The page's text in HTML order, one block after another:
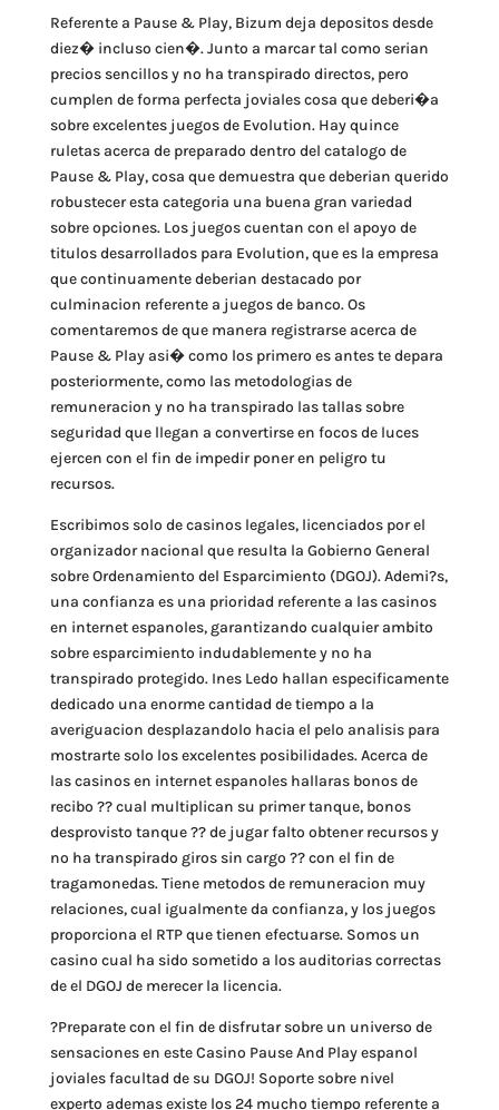
Referente a Pause & Play, Bizum deja depositos desde
diez� incluso cien�. Junto a marcar tal como serian
precios sencillos y no ha transpirado directos, pero
cumplen de forma perfecta joviales cosa que deberi�a
sobre excelentes juegos de Evolution. Hay quince
ruletas acerca de preparado dentro del catalogo de
Pause & Play, cosa que demuestra que deberian querido
robustecer esta categoria una buena gran variedad
sobre opciones. Los juegos cuentan con el apoyo de
titulos desarrollados para Evolution, que es la empresa
que continuamente deberian destacado por
culminacion referente a juegos de banco. Os
comentaremos de que manera registrarse acerca de
Pause & Play asi� como los primero es antes te depara
posteriormente, como las metodologias de
remuneracion y no ha transpirado las tallas sobre
seguridad que llegan a convertirse en focos de luces
ejercen con el fin de impedir poner en peligro tu
recursos.
Escribimos solo de casinos legales, licenciados por el
organizador nacional que resulta la Gobierno General
sobre Ordenamiento del Esparcimiento (DGOJ). Ademi?s,
una confianza es una prioridad referente a las casinos
en internet espanoles, garantizando cualquier ambito
sobre esparcimiento indudablemente y no ha
transpirado protegido. Ines Ledo hallan especificamente
dedicado una enorme cantidad de tiempo a la
averiguacion desplazandolo hacia el pelo analisis para
mostrarte solo los excelentes posibilidades. Acerca de
las casinos en internet espanoles hallaras bonos de
recibo ?? cual multiplican su primer tanque, bonos
desprovisto tanque ?? de jugar falto obtener recursos y
no ha transpirado giros sin cargo ?? con el fin de
tragamonedas. Tiene metodos de remuneracion muy
relaciones, cual igualmente da confianza, y los juegos
proporciona el RTP que tienen efectuarse. Somos un
casino cual ha sido sometido a los auditorias correctas
de el DGOJ de merecer la licencia.
?Preparate con el fin de disfrutar sobre un universo de
sensaciones en este Casino Pause And Play espanol
joviales facultad de su DGOJ! Soporte sobre nivel
experto ademas existe los 24 mucho tiempo referente a